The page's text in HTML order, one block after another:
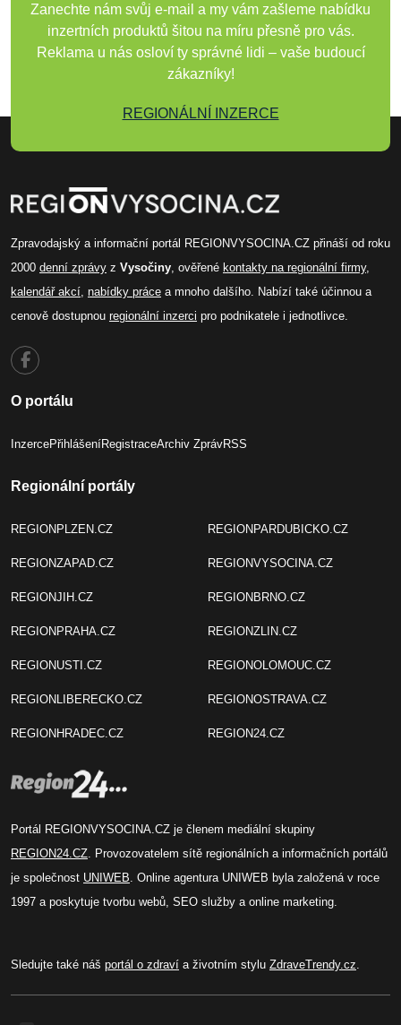
Zanechte nám svůj e-mail a my vám zašleme nabídku
inzertních produktů šitou na míru přesně pro vás.
Reklama u nás osloví ty správné lidi – vaše budoucí
zákazníky!
REGIONÁLNÍ INZERCE
Zpravodajský a informační portál REGIONVYSOCINA.CZ přináší od roku
2000 denní zprávy z Vysočiny, ověřené kontakty na regionální firmy,
kalendář akcí, nabídky práce a mnoho dalšího. Nabízí také účinnou a
cenově dostupnou regionální inzerci pro podnikatele i jednotlivce.
O portálu
InzercePřihlášeníRegistraceArchiv ZprávRSS
Regionální portály
REGIONPLZEN.CZ
REGIONZAPAD.CZ
REGIONJIH.CZ
REGIONPRAHA.CZ
REGIONUSTI.CZ
REGIONLIBERECKO.CZ
REGIONHRADEC.CZ
REGIONPARDUBICKO.CZ
REGIONVYSOCINA.CZ
REGIONBRNO.CZ
REGIONZLIN.CZ
REGIONOLOMOUC.CZ
REGIONOSTRAVA.CZ
REGION24.CZ
Portál REGIONVYSOCINA.CZ je členem mediální skupiny
REGION24.CZ. Provozovatelem sítě regionálních a informačních portálů
je společnost UNIWEB. Online agentura UNIWEB byla založená v roce
1997 a poskytuje tvorbu webů, SEO služby a online marketing.
Sledujte také náš portál o zdraví a životním stylu ZdraveTrendy.cz.